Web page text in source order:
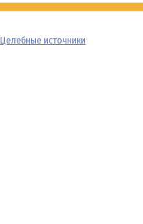
Целебные источники